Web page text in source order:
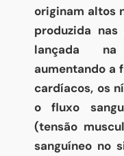
originam altos
produzida
lançada na
aumentando a
cardíacos, os
o fluxo
(tensão
sanguíneo no